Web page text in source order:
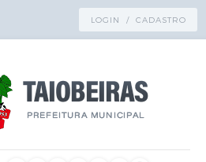
LOGIN / CADASTRO